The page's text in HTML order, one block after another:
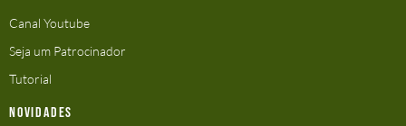
Canal Youtube
Seja um Patrocinador
Tutorial
Novidades